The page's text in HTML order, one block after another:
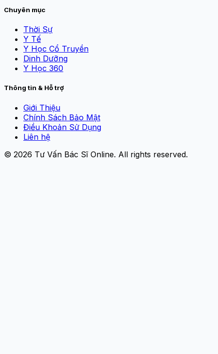
Chuyên mục
Thời Sự
Y Tế
Y Học Cổ Truyền
Dinh Dưỡng
Y Học 360
Thông tin & Hỗ trợ
Giới Thiệu
Chính Sách Bảo Mật
Điều Khoản Sử Dụng
Liên hệ
© 2026 Tư Vấn Bác Sĩ Online. All rights reserved.